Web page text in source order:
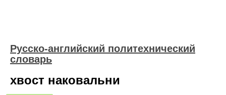
Русско-английский политехнический
словарь
хвост наковальни